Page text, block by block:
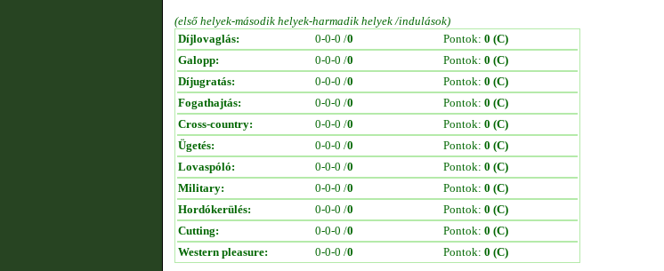
(első helyek-második helyek-harmadik helyek /indulások)
Díjlovaglás:
0-0-0 /0 Pontok: 0 (C)
Galopp:
0-0-0 /0 Pontok: 0 (C)
Díjugratás:
0-0-0 /0 Pontok: 0 (C)
Fogathajtás:
0-0-0 /0 Pontok: 0 (C)
Cross-country:
0-0-0 /0 Pontok: 0 (C)
Ügetés:
0-0-0 /0 Pontok: 0 (C)
Lovaspóló:
0-0-0 /0 Pontok: 0 (C)
Military:
0-0-0 /0 Pontok: 0 (C)
Hordókerülés:
0-0-0 /0 Pontok: 0 (C)
Cutting:
0-0-0 /0 Pontok: 0 (C)
Western pleasure:
0-0-0 /0 Pontok: 0 (C)